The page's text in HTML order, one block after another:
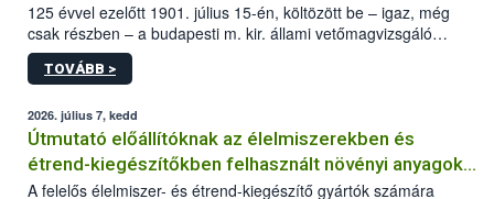
125 évvel ezelőtt 1901. július 15-én, költözött be – igaz, még
csak részben – a budapesti m. kir. állami vetőmagvizsgáló
állomás a Kis Rókus utca 15. szám alatti, Czigler Győző által
tervezett új épületébe.
TOVÁBB >
2026. július 7, kedd
Útmutató előállítóknak az élelmiszerekben és
étrend-kiegészítőkben felhasznált növényi anyagok,
növényi kivonatok élelmiszer-biztonsági
A felelős élelmiszer- és étrend-kiegészítő gyártók számára